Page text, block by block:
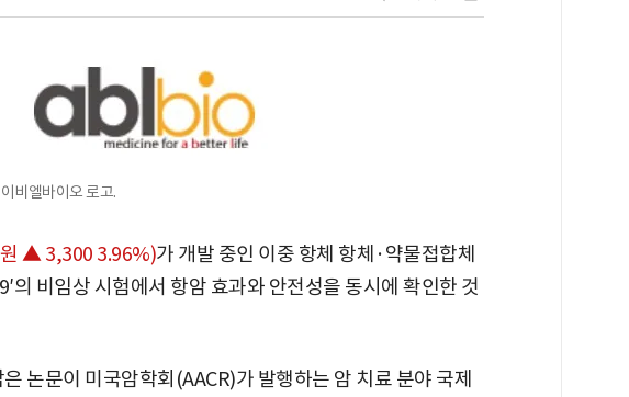
비엘바이오 로고.
▲ 3,300 3.96%)가 개발 중인 이중 항체 항체·약물접합체
의 비임상 시험에서 항암 효과와 안전성을 동시에 확인한 것
논문이 미국암학회(AACR)가 발행하는 암 치료 분야 국제